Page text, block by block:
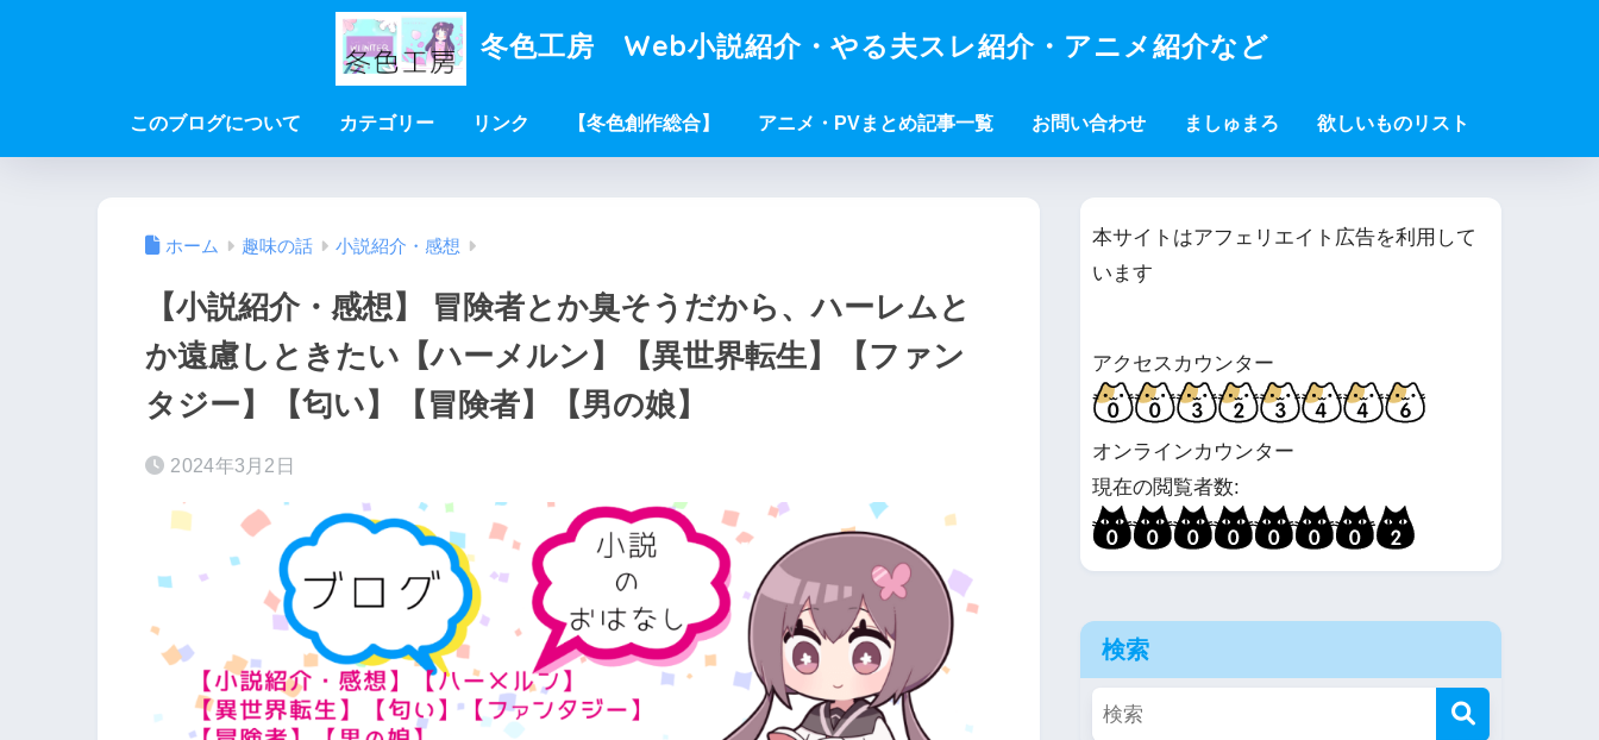
冬色工房 Web小説紹介・やる夫スレ紹介・アニメ紹介など
このブログについて カテゴリー リンク 【冬色創作総合】 アニメ・PVまとめ記事一覧 お問い合わせ ましゅまろ 欲しいものリスト
ホーム 趣味の話 小説紹介・感想
【小説紹介・感想】 冒険者とか臭そうだから、ハーレムと
か遠慮しときたい【ハーメルン】【異世界転生】【ファン
タジー】【匂い】【冒険者】【男の娘】
2024年3月2日
本サイトはアフェリエイト広告を利用して
います
アクセスカウンター
オンラインカウンター
現在の閲覧者数:
検索